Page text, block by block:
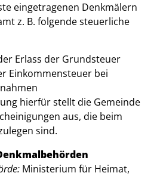
eingetragenen Denkmälern
z. B. folgende steuerliche
Erlass der Grundsteuer
Einkommensteuer bei
hierfür stellt die Gemeinde
aus, die beim
sind.
Ministerium für Heimat,